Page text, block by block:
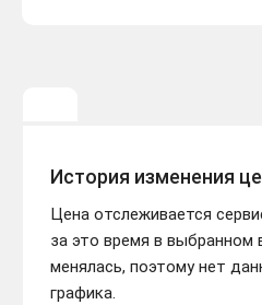
История изменения
Цена отслеживается
за это время в выбранном
менялась, поэтому нет
графика.